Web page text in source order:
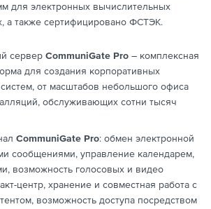
для электронных вычислительных
а также сертифицировано ФСТЭК.
сервер CommuniGate Pro – комплексная
для создания корпоративных
от масштабов небольшого офиса
обслуживающих сотни тысяч
CommuniGate Pro: обмен электронной
сообщениями, управление календарем,
возможность голосовых и видео
центр, хранение и совместная работа с
возможность доступа посредством